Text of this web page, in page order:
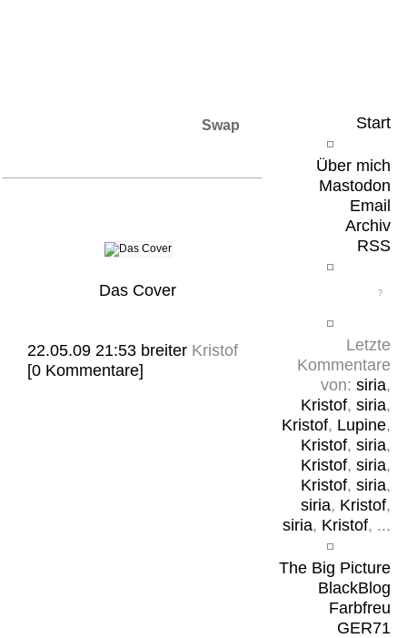
Start
Über mich
Mastodon
Email
Archiv
RSS
Letzte
Kommentare
von: siria,
Kristof, siria,
Kristof, Lupine,
Kristof, siria,
Kristof, siria,
Kristof, siria,
siria, Kristof,
siria, Kristof, ...
The Big Picture
BlackBlog
Farbfreu
GER71
Swap
Das Cover
22.05.09 21:53 breiter Kristof
[0 Kommentare]